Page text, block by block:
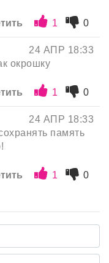
1 0
24 АПР 18:33
окрошку
1 0
24 АПР 18:33
память
1
0